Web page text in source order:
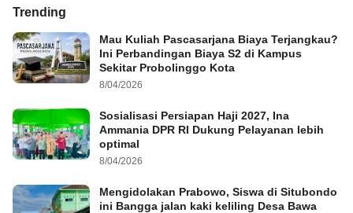
Trending
Mau Kuliah Pascasarjana Biaya Terjangkau?
Ini Perbandingan Biaya S2 di Kampus
Sekitar Probolinggo Kota
8/04/2026
Sosialisasi Persiapan Haji 2027, Ina
Ammania DPR RI Dukung Pelayanan lebih
optimal
8/04/2026
Mengidolakan Prabowo, Siswa di Situbondo
ini Bangga jalan kaki keliling Desa Bawa